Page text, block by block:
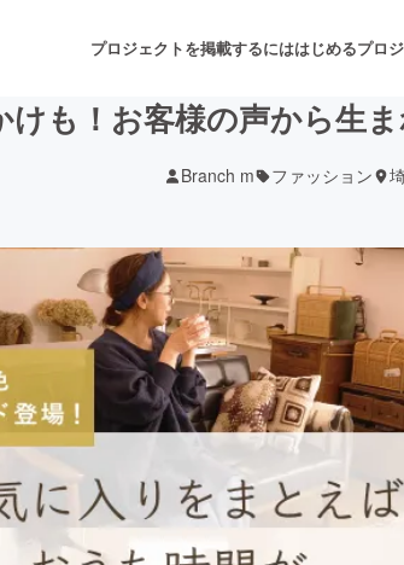
プロジェクトを掲載するにははじめるプロ
音楽
ゲーム・サービス開発 フ
書籍・雑誌出版 ア
チャレンジ ビ
も！お客様の声から生
Branch m ファッション